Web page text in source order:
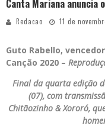
Canta Mariana anuncia
Redacao 11 de
Guto Rabello,
Canção 2020 –
Final da quarta edição
(07), com
Chitãozinho & Xororó,